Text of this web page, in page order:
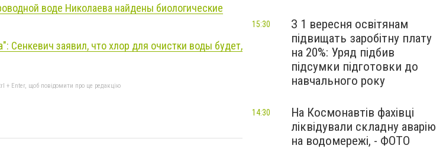
воде Николаева найдены биологические
Сенкевич заявил, что хлор для очистки воды будет,
+ Enter, щоб повідомити про це редакцію
З 1 вересня освітянам
підвищать заробітну плату
на 20%: Уряд підбив
підсумки підготовки до
навчального року
15:30
На Космонавтів фахівці
ліквідували складну аварію
на водомережі, - ФОТО
14:30